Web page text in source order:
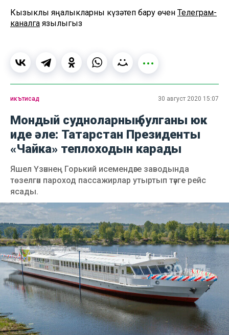
Кызыклы яңалыкларны күзәтеп бару өчен Телеграм-
каналга язылыгыз
икътисад 30 август 2020 15:07
Мондый судноларның булганы юк
иде әле: Татарстан Президенты
«Чайка» теплоходын карады
Яшел Үзәннең Горький исемендәге заводында
төзелгән пароход пассажирлар утыртып тәүге рейс
ясады.